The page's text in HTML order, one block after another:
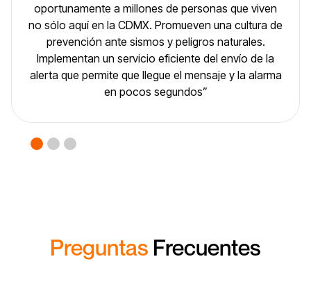
oportunamente a millones de personas que viven
no sólo aquí en la CDMX. Promueven una cultura de
prevención ante sismos y peligros naturales.
Implementan un servicio eficiente del envío de la
alerta que permite que llegue el mensaje y la alarma
en pocos segundos”
Preguntas Frecuentes